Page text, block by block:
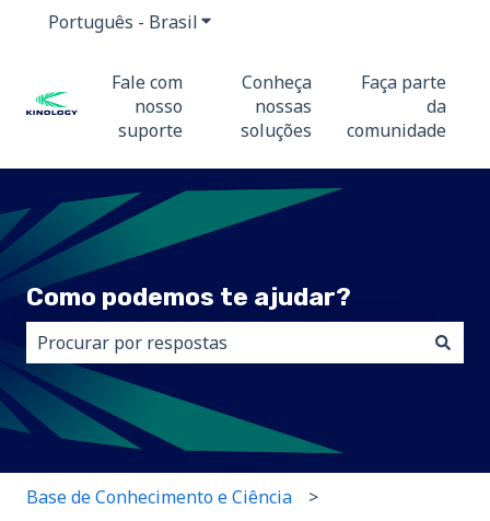
Português - BrasilMostrar submenu para traduções
Fale com
nosso
suporte
Conheça
nossas
soluções
Faça parte
da
comunidade
Como podemos te ajudar?
Não há sugestões porque o campo de pesquisa está
Base de Conhecimento e Ciência